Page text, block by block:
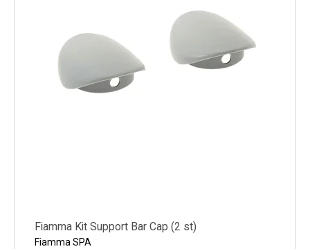
Fiamma Kit Support Bar Cap (2 st)
Fiamma SPA